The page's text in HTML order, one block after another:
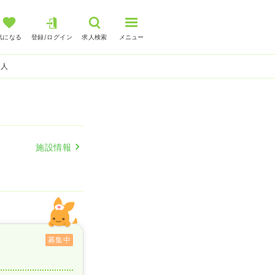
になる 登録/ログイン 求人検索 メニュー
施設情報
募集中